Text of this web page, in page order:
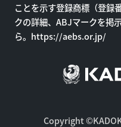
ことを示す登録商標（登録
クの詳細、ABJマークを掲
ら。 https://aebs.or.jp/
Copyright